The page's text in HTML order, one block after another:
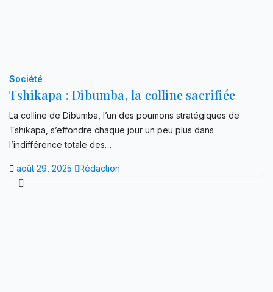
Société
Tshikapa : Dibumba, la colline sacrifiée
La colline de Dibumba, l’un des poumons stratégiques de
Tshikapa, s’effondre chaque jour un peu plus dans
l’indifférence totale des…
août 29, 2025 Rédaction